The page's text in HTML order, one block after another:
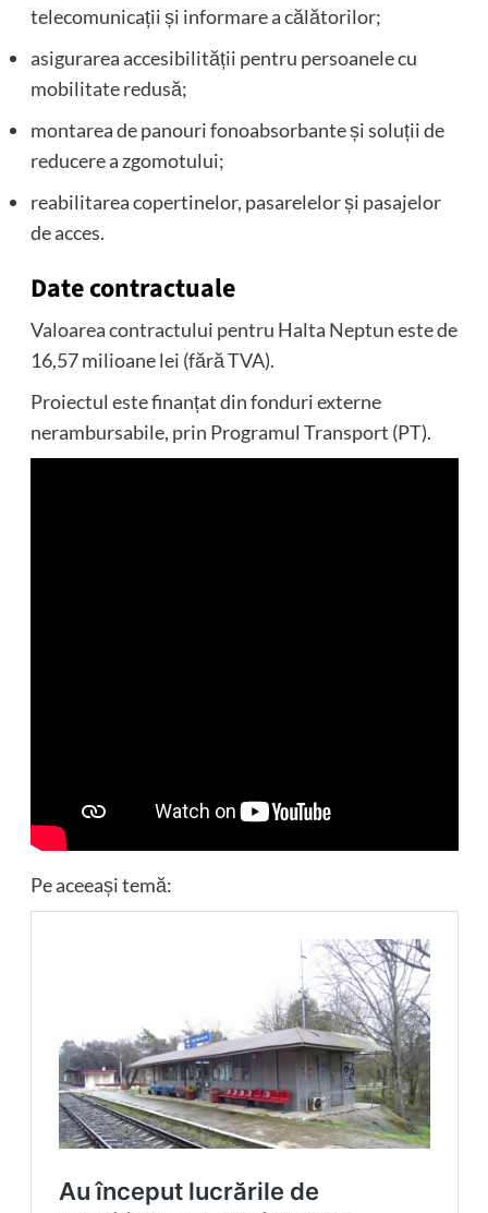
telecomunicații și informare a călătorilor;
asigurarea accesibilității pentru persoanele cu
mobilitate redusă;
montarea de panouri fonoabsorbante și soluții de
reducere a zgomotului;
reabilitarea copertinelor, pasarelelor și pasajelor
de acces.
Date contractuale
Valoarea contractului pentru Halta Neptun este de
16,57 milioane lei (fără TVA).
Proiectul este finanțat din fonduri externe
nerambursabile, prin Programul Transport (PT).
Pe aceeași temă: